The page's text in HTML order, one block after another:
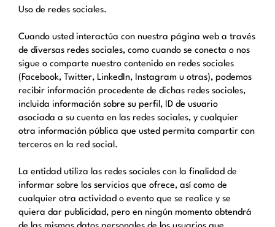
Uso de redes sociales.
Cuando usted interactúa con nuestra página web a través
de diversas redes sociales, como cuando se conecta o nos
sigue o comparte nuestro contenido en redes sociales
(Facebook, Twitter, LinkedIn, Instagram u otras), podemos
recibir información procedente de dichas redes sociales,
incluida información sobre su perfil, ID de usuario
asociada a su cuenta en las redes sociales, y cualquier
otra información pública que usted permita compartir con
terceros en la red social.
La entidad utiliza las redes sociales con la finalidad de
informar sobre los servicios que ofrece, así como de
cualquier otra actividad o evento que se realice y se
quiera dar publicidad, pero en ningún momento obtendrá